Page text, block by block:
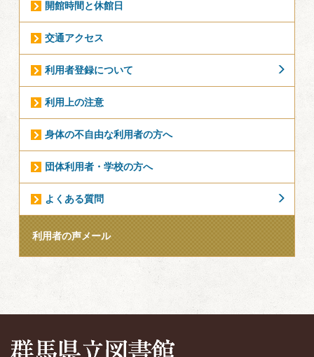
開館時間と休館日
交通アクセス
利用者登録について
利用上の注意
身体の不自由な利用者の方へ
団体利用者・学校の方へ
よくある質問
利用者の声メール